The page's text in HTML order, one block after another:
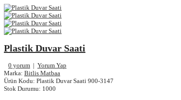
Plastik Duvar Saati
0 yorum | Yorum Yap
Marka: Bitlis Matbaa
Ürün Kodu: Plastik Duvar Saati 900-3147
Stok Durumu: 1000